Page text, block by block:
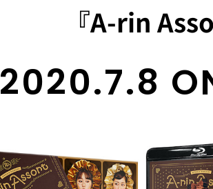
『A-rin
2020.7.8